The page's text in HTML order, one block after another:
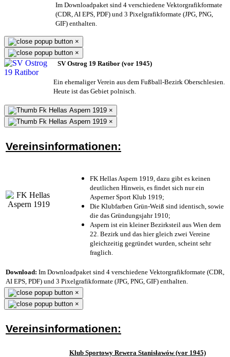
Im Downloadpaket sind 4 verschiedene Vektorgrafikformate
(CDR, AI EPS, PDF) und 3 Pixelgrafikformate (JPG, PNG,
GIF) enthalten.
×
×
SV Ostrog 19 Ratibor (vor 1945)
Ein ehemaliger Verein aus dem Fußball-Bezirk Oberschlesien.
Heute ist das Gebiet polnisch.
×
×
Vereinsinformationen:
FK Hellas Aspern 1919, dazu gibt es keinen
deutlichen Hinweis, es findet sich nur ein
Asperner Sport Klub 1919;
Die Klubfarben Grün-Weiß sind identisch, sowie
die das Gründungsjahr 1910;
Aspern ist ein kleiner Bezirksteil aus Wien dem
22. Bezirk und das hier gleich zwei Vereine
gleichzeitig gegründet wurden, scheint sehr
fraglich.
Download: Im Downloadpaket sind 4 verschiedene Vektorgrafikformate (CDR,
AI EPS, PDF) und 3 Pixelgrafikformate (JPG, PNG, GIF) enthalten.
×
×
Vereinsinformationen:
Klub Sportowy Rewera Stanisławów (vor 1945)